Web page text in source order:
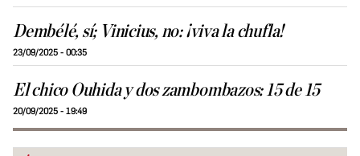
Dembélé, sí; Vinicius, no: ¡viva la chufla!
23/09/2025 - 00:35
El chico Ouhida y dos zambombazos: 15 de 15
20/09/2025 - 19:49